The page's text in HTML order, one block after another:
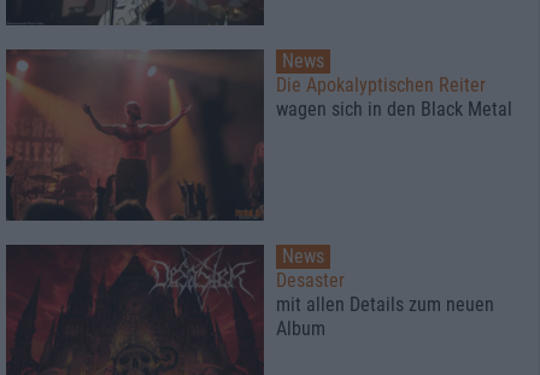
News
Die Apokalyptischen Reiter
wagen sich in den Black Metal
News
Desaster
mit allen Details zum neuen
Album